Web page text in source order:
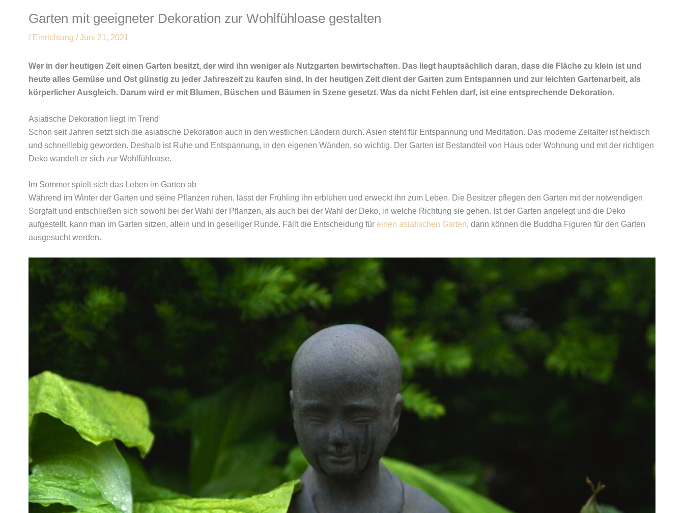
Garten mit geeigneter Dekoration zur Wohlfühloase gestalten
/ Einrichtung /Juni 21, 2021
Wer in der heutigen Zeit einen Garten besitzt, der wird ihn weniger als Nutzgarten bewirtschaften. Das liegt hauptsächlich daran, dass die Fläche zu klein ist und
heute alles Gemüse und Ost günstig zu jeder Jahreszeit zu kaufen sind. In der heutigen Zeit dient der Garten zum Entspannen und zur leichten Gartenarbeit, als
körperlicher Ausgleich. Darum wird er mit Blumen, Büschen und Bäumen in Szene gesetzt. Was da nicht Fehlen darf, ist eine entsprechende Dekoration.
Asiatische Dekoration liegt im Trend
Schon seit Jahren setzt sich die asiatische Dekoration auch in den westlichen Ländern durch. Asien steht für Entspannung und Meditation. Das moderne Zeitalter ist hektisch
und schnelllebig geworden. Deshalb ist Ruhe und Entspannung, in den eigenen Wänden, so wichtig. Der Garten ist Bestandteil von Haus oder Wohnung und mit der richtigen
Deko wandelt er sich zur Wohlfühloase.
Im Sommer spielt sich das Leben im Garten ab
Während im Winter der Garten und seine Pflanzen ruhen, lässt der Frühling ihn erblühen und erweckt ihn zum Leben. Die Besitzer pflegen den Garten mit der notwendigen
Sorgfalt und entschließen sich sowohl bei der Wahl der Pflanzen, als auch bei der Wahl der Deko, in welche Richtung sie gehen. Ist der Garten angelegt und die Deko
aufgestellt, kann man im Garten sitzen, allein und in geselliger Runde. Fällt die Entscheidung für einen asiatischen Garten, dann können die Buddha Figuren für den Garten
ausgesucht werden.